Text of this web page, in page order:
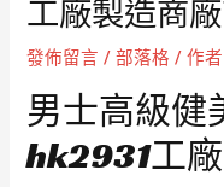
工廠製造商
發佈留言 /部落格 / 作
男士高級健
hk2931工